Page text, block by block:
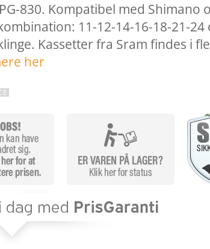
830. Kompatibel med Shimano
11-12-14-16-18-21-24
Kassetter fra Sram findes i
her